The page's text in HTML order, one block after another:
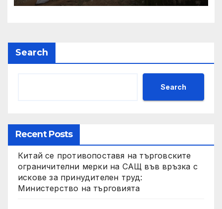
Search
Search
Recent Posts
Китай се противопоставя на търговските
ограничителни мерки на САЩ във връзка с
искове за принудителен труд:
Министерство на търговията